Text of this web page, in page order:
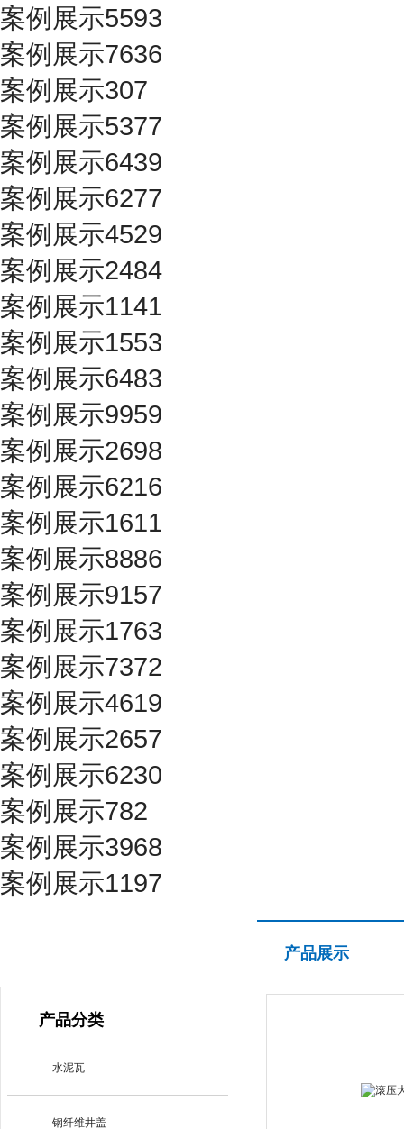
案例展示5593
案例展示7636
案例展示307
案例展示5377
案例展示6439
案例展示6277
案例展示4529
案例展示2484
案例展示1141
案例展示1553
案例展示6483
案例展示9959
案例展示2698
案例展示6216
案例展示1611
案例展示8886
案例展示9157
案例展示1763
案例展示7372
案例展示4619
案例展示2657
案例展示6230
案例展示782
案例展示3968
案例展示1197
产品分类
水泥瓦
钢纤维井盖
产品展示